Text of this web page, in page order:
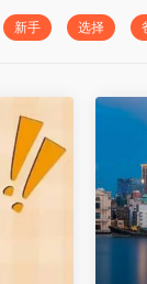
新手 选择